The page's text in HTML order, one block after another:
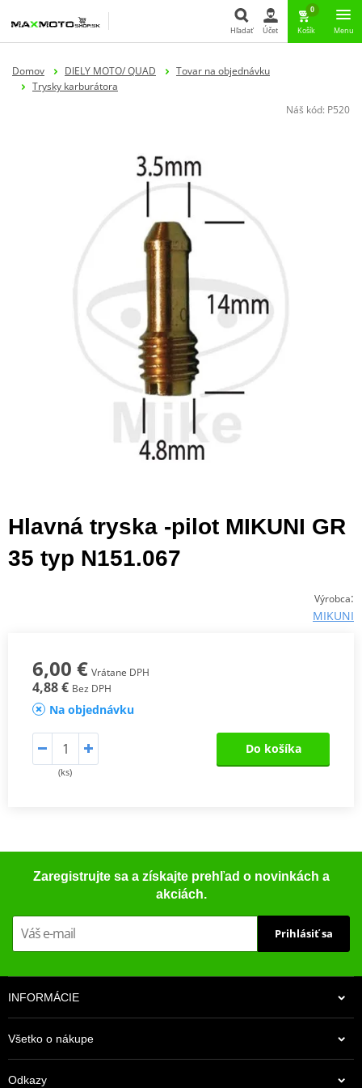
Hľadať Účet
0
Košík Menu
Domov DIELY MOTO/ QUAD
Tovar na objednávku
Trysky karburátora
Náš kód: P520
Hlavná tryska -pilot MIKUNI GR
35 typ N151.067
Výrobca:
MIKUNI
6,00 € Vrátane DPH
4,88 € Bez DPH
Na objednávku
(ks)
Do košíka
Zaregistrujte sa a získajte prehľad o novinkách a
akciách.
Prihlásiť sa
INFORMÁCIE
Všetko o nákupe
Odkazy